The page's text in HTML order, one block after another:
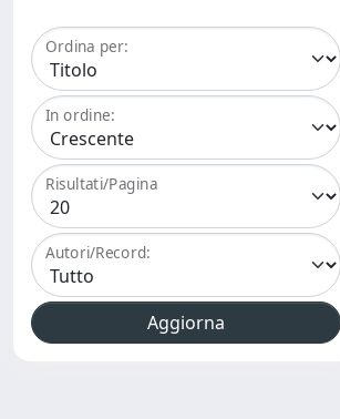
Ordina per:
In ordine:
Risultati/Pagina
Autori/Record: